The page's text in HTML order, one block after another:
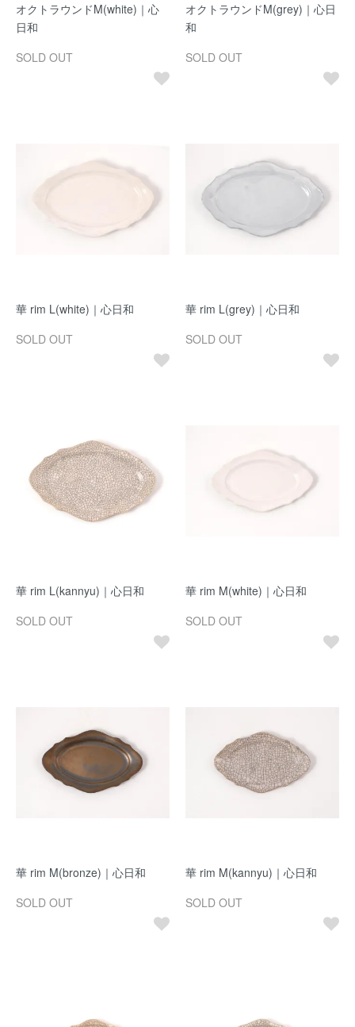
オクトラウンドM(white)｜心
日和
SOLD OUT
オクトラウンドM(grey)｜心日
和
SOLD OUT
華 rim L(white)｜心日和
SOLD OUT
華 rim L(grey)｜心日和
SOLD OUT
華 rim L(kannyu)｜心日和
SOLD OUT
華 rim M(white)｜心日和
SOLD OUT
華 rim M(bronze)｜心日和
SOLD OUT
華 rim M(kannyu)｜心日和
SOLD OUT